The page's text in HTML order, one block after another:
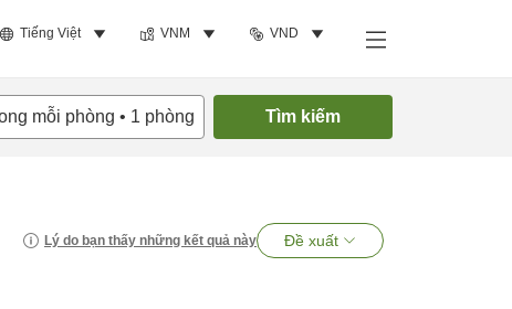
Tiếng Việt VNM VND
mỗi phòng • 1 phòng Tìm kiếm
Lý do bạn thấy những kết quả này Đề xuất